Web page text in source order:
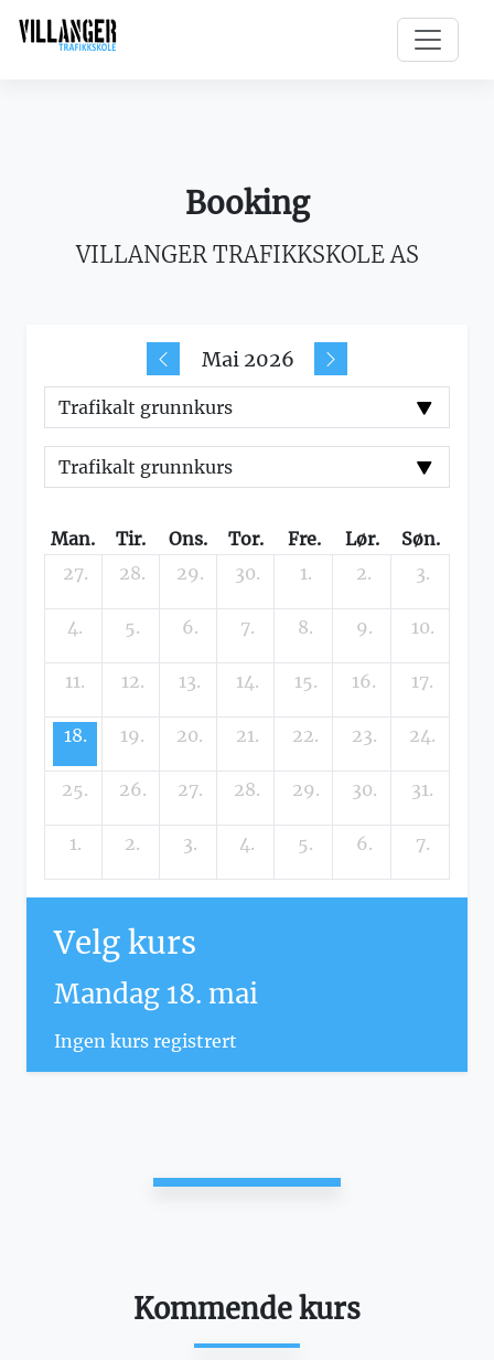
Booking
VILLANGER TRAFIKKSKOLE AS
Mai 2026
Man. Tir. Ons. Tor. Fre. Lør.
Søn.
27.
28. 29. 30. 1. 2. 3.
4. 5. 6. 7. 8. 9. 10.
11. 12. 13. 14. 15. 16. 17.
18. 19. 20. 21. 22. 23. 24.
25. 26. 27. 28. 29. 30. 31.
1. 2. 3. 4. 5. 6. 7.
Velg kurs
Mandag 18. mai
Ingen kurs registrert
Kommende kurs